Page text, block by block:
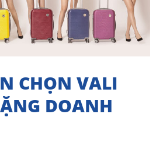
CHỌN VALI
DOANH